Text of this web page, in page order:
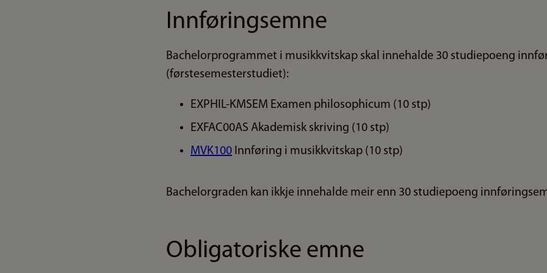
Innføringsemne
Bachelorprogrammet i musikkvitskap skal innehalde 30 studiepoeng
(førstesemesterstudiet):
EXPHIL-KMSEM Examen philosophicum (10 stp)
EXFAC00AS Akademisk skriving (10 stp)
MVK100 Innføring i musikkvitskap (10 stp)
Bachelorgraden kan ikkje innehalde meir enn 30 studiepoeng
Obligatoriske emne